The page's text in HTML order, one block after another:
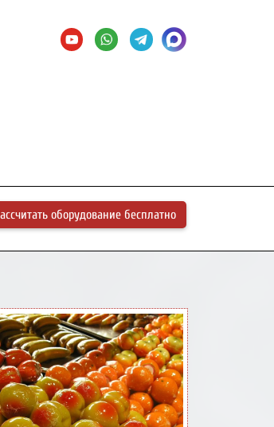
оборудование бесплатно